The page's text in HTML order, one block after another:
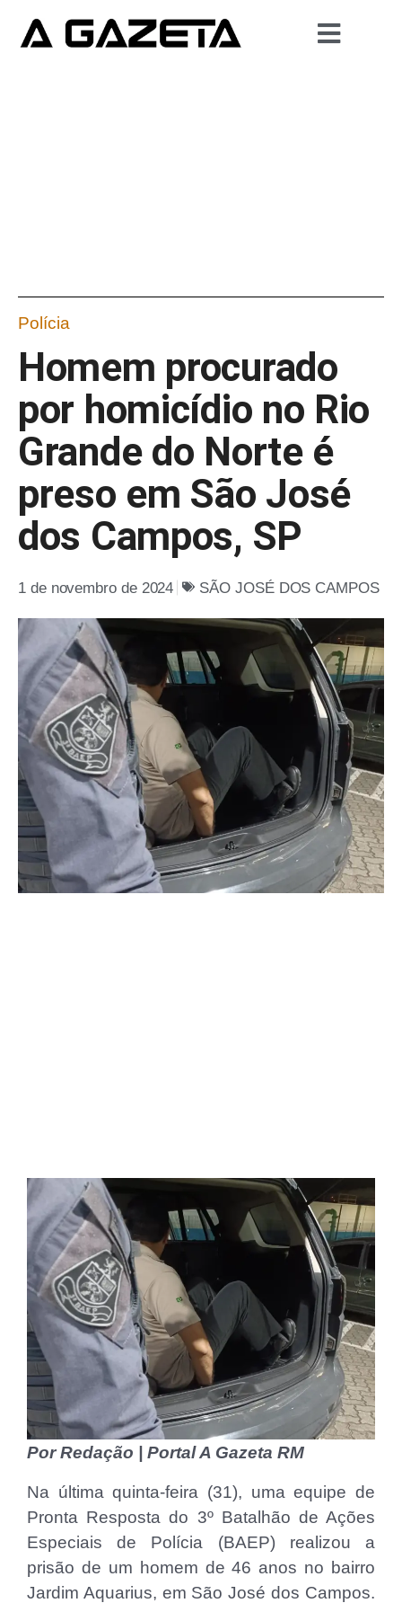
Polícia
Homem procurado
por homicídio no Rio
Grande do Norte é
preso em São José
dos Campos, SP
1 de novembro de 2024 SÃO JOSÉ DOS CAMPOS
Por Redação | Portal A Gazeta RM
Na última quinta-feira (31), uma equipe de
Pronta Resposta do 3º Batalhão de Ações
Especiais de Polícia (BAEP) realizou a
prisão de um homem de 46 anos no bairro
Jardim Aquarius, em São José dos Campos.